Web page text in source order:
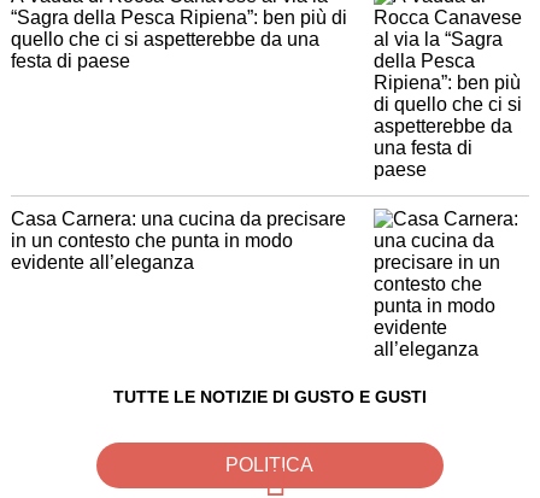
“Sagra della Pesca Ripiena”: ben più di
quello che ci si aspetterebbe da una
festa di paese
Casa Carnera: una cucina da precisare
in un contesto che punta in modo
evidente all’eleganza
TUTTE LE NOTIZIE DI GUSTO E GUSTI
POLITICA